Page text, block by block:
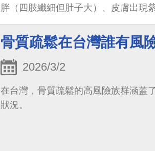
胖（四肢纖細但肚子大）、皮膚出現
骨質疏鬆在台灣誰有風
2026/3/2
在台灣，骨質疏鬆的高風險族群涵蓋
狀況。